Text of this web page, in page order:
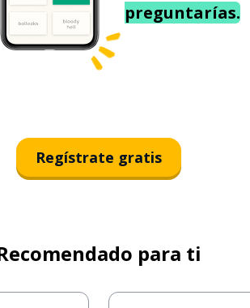
preguntarías.
Regístrate gratis
para ti